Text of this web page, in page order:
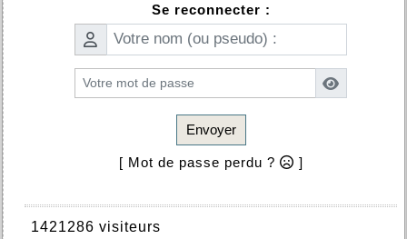
Se reconnecter :
Envoyer
[ Mot de passe perdu ? ]
1421286 visiteurs